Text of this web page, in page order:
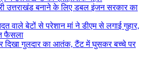
उत्तराखंड बनाने के लिए डबल इंजन सरकार का
वाले बेटों से परेशान मां ने डीएम से लगाई गुहार,
फैसला
दिखा गुलदार का आतंक, टैंट में घुसकर बच्चे पर